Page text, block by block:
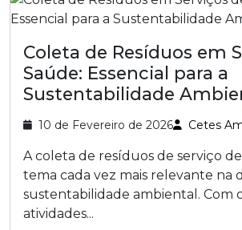
Coleta de Resíduos em
Saúde: Essencial para a
Sustentabilidade
10 de Fevereiro de 2026 Cetes
A coleta de resíduos de serviço
tema cada vez mais relevante na
sustentabilidade ambiental. Com
atividades...